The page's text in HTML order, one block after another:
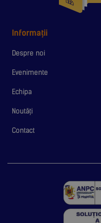
Informații
Despre noi
Evenimente
Echipa
Noutăți
Contact